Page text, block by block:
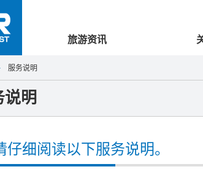
旅游资讯
服务说明
说明
仔细阅读以下服务说明。